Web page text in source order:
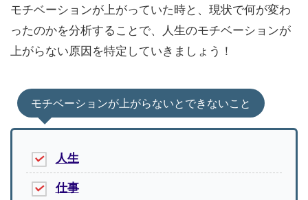
モチベーションが上がっていた時と、現状で何が変わ
ったのかを分析することで、人生のモチベーションが
上がらない原因を特定していきましょう！
モチベーションが上がらないとできないこと
人生
仕事